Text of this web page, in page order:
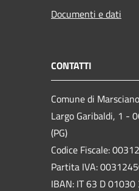
Documenti e dati
CONTATTI
Comune di Marsciano
Largo Garibaldi, 1 -
(PG)
Codice Fiscale:
Partita IVA:
IBAN: IT 63 D